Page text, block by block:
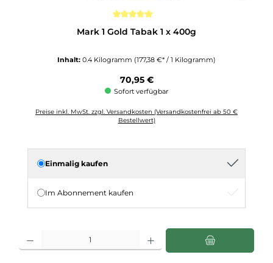
Mark 1 Gold Tabak 1 x 400g
Inhalt: 0.4 Kilogramm (177,38 €* / 1 Kilogramm)
Regulärer Preis:
70,95 €
Sofort verfügbar
Preise inkl. MwSt. zzgl. Versandkosten (Versandkostenfrei ab 50 €
Bestellwert)
Einmalig kaufen
Im Abonnement kaufen